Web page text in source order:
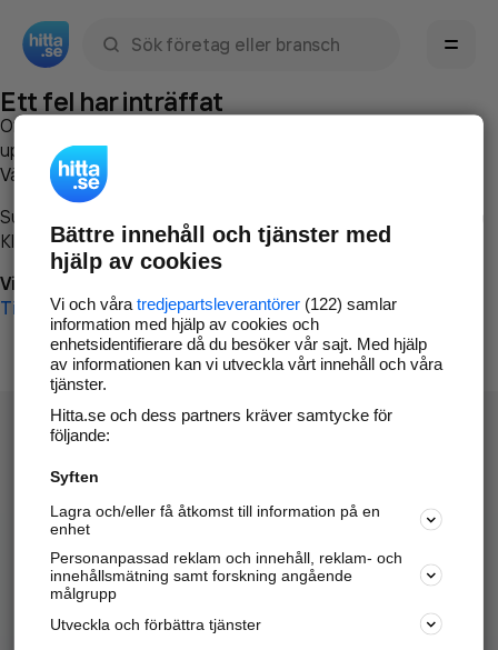
Ett fel har inträffat
Om du vill kan du
uppstod så att vi lättare och snabbare kan avhjälpa det.
Vänligen försök med följande:
Surfa till
Klicka påTillbaka-knappen i webbläsaren och försök igen
Vi beklagar besväret!
Till startsidan
Hitta.se - Gratis nummerupplysning.
Sök företag, personer och platser.
Hitta telefonnummer, adresser, företagsinfo mm.
Marknadsför företaget
Bättre innehåll och tjänster med
hjälp av cookies
Vi och våra tredjepartsleverantörer(122) samlar
information med hjälp av cookies och
enhetsidentifierare då du besöker vår sajt. Med hjälp
av informationen kan vi utveckla vårt innehåll och våra
tjänster.
Hitta.se och dess partners kräver samtycke för
följande:
Syften
Lagra och/eller få åtkomst till information på en
enhet
Personanpassad reklam och innehåll, reklam- och
innehållsmätning samt forskning angående
målgrupp
Utveckla och förbättra tjänster